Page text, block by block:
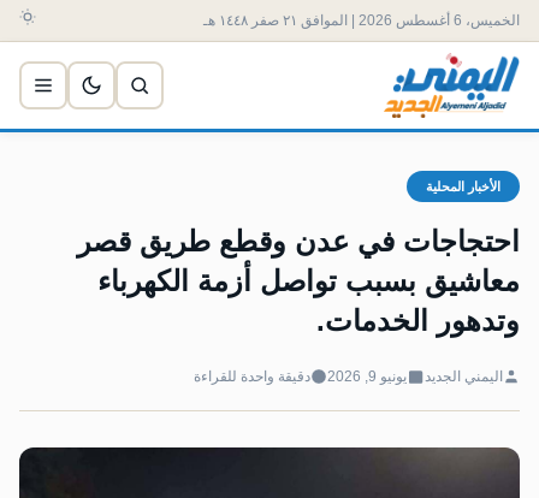
الخميس، 6 أغسطس 2026 | الموافق ٢١ صفر ١٤٤٨ هـ
الأخبار المحلية
احتجاجات في عدن وقطع طريق قصر
معاشيق بسبب تواصل أزمة الكهرباء
وتدهور الخدمات.
اليمني الجديد يونيو 9, 2026 دقيقة واحدة للقراءة